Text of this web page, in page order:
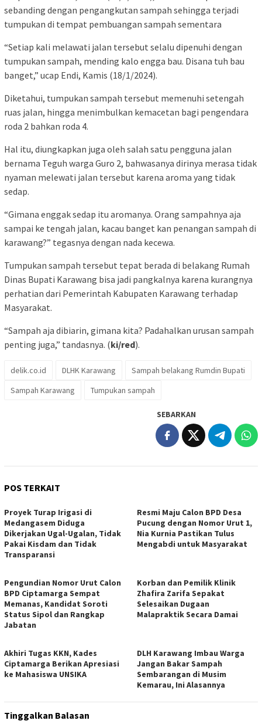
sebanding dengan pengangkutan sampah sehingga terjadi
tumpukan di tempat pembuangan sampah sementara
“Setiap kali melawati jalan tersebut selalu dipenuhi dengan
tumpukan sampah, mending kalo engga bau. Disana tuh bau
banget,” ucap Endi, Kamis (18/1/2024).
Diketahui, tumpukan sampah tersebut memenuhi setengah
ruas jalan, hingga menimbulkan kemacetan bagi pengendara
roda 2 bahkan roda 4.
Hal itu, diungkapkan juga oleh salah satu pengguna jalan
bernama Teguh warga Guro 2, bahwasanya dirinya merasa tidak
nyaman melewati jalan tersebut karena aroma yang tidak
sedap.
“Gimana enggak sedap itu aromanya. Orang sampahnya aja
sampai ke tengah jalan, kacau banget kan penangan sampah di
karawang?” tegasnya dengan nada kecewa.
Tumpukan sampah tersebut tepat berada di belakang Rumah
Dinas Bupati Karawang bisa jadi pangkalnya karena kurangnya
perhatian dari Pemerintah Kabupaten Karawang terhadap
Masyarakat.
“Sampah aja dibiarin, gimana kita? Padahalkan urusan sampah
penting juga,” tandasnya. (ki/red).
delik.co.id DLHK Karawang
Sampah belakang Rumdin Bupati
Sampah Karawang
Tumpukan sampah
SEBARKAN
POS TERKAIT
Proyek Turap Irigasi di
Medangasem Diduga
Dikerjakan Ugal-Ugalan, Tidak
Pakai Kisdam dan Tidak
Transparansi
Resmi Maju Calon BPD Desa
Pucung dengan Nomor Urut 1,
Nia Kurnia Pastikan Tulus
Mengabdi untuk Masyarakat
Pengundian Nomor Urut Calon
BPD Ciptamarga Sempat
Memanas, Kandidat Soroti
Status Sipol dan Rangkap
Jabatan
Korban dan Pemilik Klinik
Zhafira Zarifa Sepakat
Selesaikan Dugaan
Malapraktik Secara Damai
Akhiri Tugas KKN, Kades
Ciptamarga Berikan Apresiasi
ke Mahasiswa UNSIKA
DLH Karawang Imbau Warga
Jangan Bakar Sampah
Sembarangan di Musim
Kemarau, Ini Alasannya
Tinggalkan Balasan